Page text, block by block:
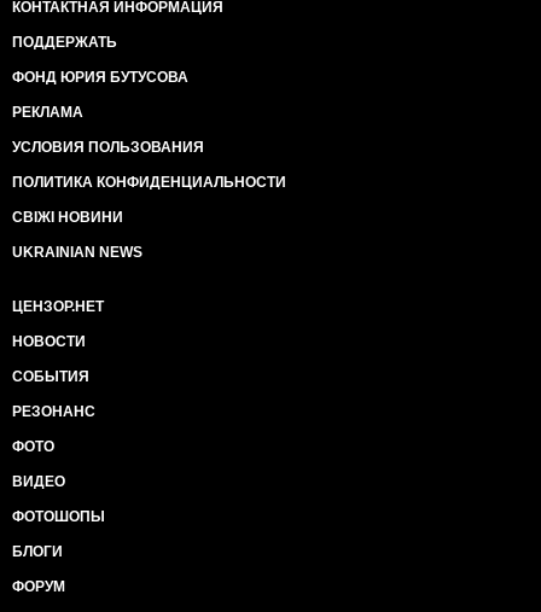
КОНТАКТНАЯ ИНФОРМАЦИЯ
ПОДДЕРЖАТЬ
ФОНД ЮРИЯ БУТУСОВА
РЕКЛАМА
УСЛОВИЯ ПОЛЬЗОВАНИЯ
ПОЛИТИКА КОНФИДЕНЦИАЛЬНОСТИ
СВІЖІ НОВИНИ
UKRAINIAN NEWS
ЦЕНЗОР.НЕТ
НОВОСТИ
СОБЫТИЯ
РЕЗОНАНС
ФОТО
ВИДЕО
ФОТОШОПЫ
БЛОГИ
ФОРУМ